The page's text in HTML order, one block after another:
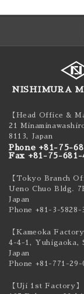
NISHIMURA
【Head Office &
21
8113, Japan
Phone +81-75-
Fax +81-75-681-
【Tokyo Branch
Ueno Chuo Bldg.
Japan
Phone +81-3-5828-
【Kameoka Factory
4-4-1, Yuhigaoka,
Japan
Phone +81-771-29-
【Uji 1st Factory】